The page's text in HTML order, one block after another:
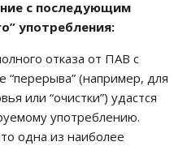
с последующим
употребления:
отказа от ПАВ с
“перерыва” (например, для
или “очистки”) удастся
употреблению.
одна из наиболее